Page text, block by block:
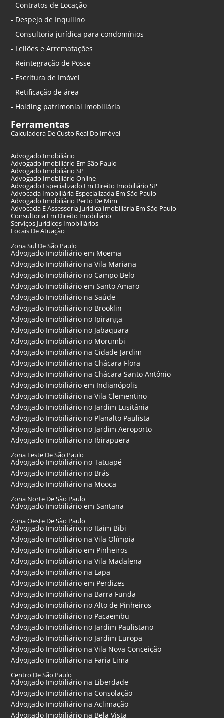
- Contratos de Locação
- Despejo de Inquilino
- Consultoria jurídica para condomínios
- Leilões e Arrematações
- Reintegração de Posse
- Escritura de Imóvel
- Retificação de área
- Holding patrimonial imobiliária
Ferramentas
Calculadora De Custo Real Do Imóvel
Advogado Imobiliário
Advogado Imobiliário Em São Paulo
Advogado Imobiliário SP
Advogado Imobiliário Online
Advogado Especializado Em Direito Imobiliário SP
Advocacia Imobiliária Especializada Em São Paulo
Advogado Imobiliário Perto De Mim
Advocacia E Assessoria Jurídica Imobiliária Em São Paulo
Consultoria Em Direito Imobiliário
Serviços Jurídicos Imobiliários
Locais De Atuação
Zona Sul De São Paulo
Advogado Imobiliário em Moema
Advogado Imobiliário na Vila Mariana
Advogado Imobiliário no Campo Belo
Advogado Imobiliário em Santo Amaro
Advogado Imobiliário na Saúde
Advogado Imobiliário no Brooklin
Advogado Imobiliário no Ipiranga
Advogado Imobiliário no Jabaquara
Advogado Imobiliário no Morumbi
Advogado Imobiliário na Cidade Jardim
Advogado Imobiliário na Chácara Flora
Advogado Imobiliário na Chácara Santo Antônio
Advogado Imobiliário em Indianópolis
Advogado Imobiliário na Vila Clementino
Advogado Imobiliário no Jardim Lusitânia
Advogado Imobiliário no Planalto Paulista
Advogado Imobiliário no Jardim Aeroporto
Advogado Imobiliário no Ibirapuera
Zona Leste De São Paulo
Advogado Imobiliário no Tatuapé
Advogado Imobiliário no Brás
Advogado Imobiliário na Mooca
Zona Norte De São Paulo
Advogado Imobiliário em Santana
Zona Oeste De São Paulo
Advogado Imobiliário no Itaim Bibi
Advogado Imobiliário na Vila Olímpia
Advogado Imobiliário em Pinheiros
Advogado Imobiliário na Vila Madalena
Advogado Imobiliário na Lapa
Advogado Imobiliário em Perdizes
Advogado Imobiliário na Barra Funda
Advogado Imobiliário no Alto de Pinheiros
Advogado Imobiliário no Pacaembu
Advogado Imobiliário no Jardim Paulistano
Advogado Imobiliário no Jardim Europa
Advogado Imobiliário na Vila Nova Conceição
Advogado Imobiliário na Faria Lima
Centro De São Paulo
Advogado Imobiliário na Liberdade
Advogado Imobiliário na Consolação
Advogado Imobiliário na Aclimação
Advogado Imobiliário na Bela Vista